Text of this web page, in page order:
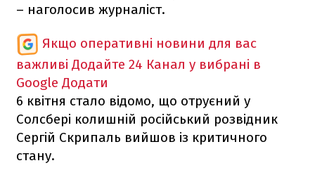
– наголосив журналіст.
Якщо оперативні новини для вас
важливі Додайте 24 Канал у вибрані в
Google Додати
6 квітня стало відомо, що отруєний у
Солсбері колишній російський розвідник
Сергій Скрипаль вийшов із критичного
стану.